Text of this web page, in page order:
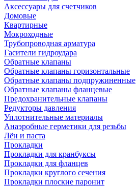
Аксессуары для счетчиков
Домовые
Квартирные
Мокроходные
Трубопроводная арматура
Гасители гидроудара
Обратные клапаны
Обратные клапаны горизонтальные
Обратные клапаны подпружиненные
Обратные клапаны фланцевые
Предохранительные клапаны
Редукторы давления
Уплотнительные материалы
Анаэробные герметики для резьбы
Лён и паста
Прокладки
Прокладки для кранбуксы
Прокладки для фланцев
Прокладки круглого сечения
Прокладки плоские паронит